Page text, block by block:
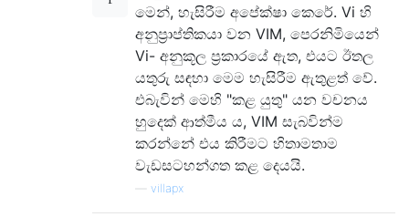
මෙන්, හැසිරීම අපේක්ෂා කෙරේ. Vi හි
අනුප්‍රාප්තිකයා වන VIM, පෙරනිමියෙන්
Vi- අනුකූල ප්‍රකාරයේ ඇත, එයට ඊතල
යතුරු සඳහා මෙම හැසිරීම ඇතුළත් වේ.
එබැවින් මෙහි "කළ යුතු" යන වචනය
හුදෙක් ආත්මීය ය, VIM සැබවින්ම
කරන්නේ එය කිරීමට හිතාමතාම
වැඩසටහන්ගත කළ දෙයයි.
villapx